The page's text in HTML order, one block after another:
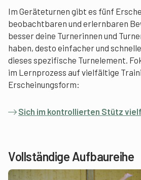
Im Geräteturnen gibt es fünf
beobachtbaren und erlernbaren
besser deine Turnerinnen und
haben, desto einfacher und
dieses spezifische Turnelement.
im Lernprozess auf vielfältige
Erscheinungsform:
Sich im kontrollierten Stütz
Vollständige Aufbaureihe